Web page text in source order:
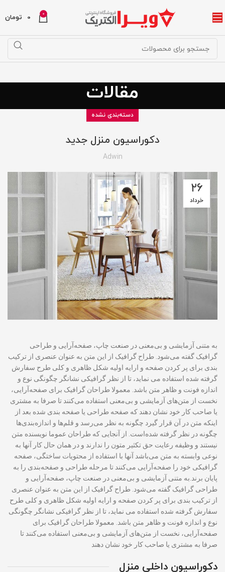
0
0 تومان
مقالات
دسته‌بندی نشده
دکوراسیون منزل جدید
Adwin
۲۶
خرداد
به متنی آزمایشی و بی‌معنی در صنعت چاپ، صفحه‌آرایی و طراحی
گرافیک گفته می‌شود. طراح گرافیک از این متن به عنوان عنصری از ترکیب
بندی برای پر کردن صفحه و ارایه اولیه شکل ظاهری و کلی طرح سفارش
گرفته شده استفاده می نماید، تا از نظر گرافیکی نشانگر چگونگی نوع و
اندازه فونت و ظاهر متن باشد. معمولا طراحان گرافیک برای صفحه‌آرایی،
نخست از متن‌های آزمایشی و بی‌معنی استفاده می‌کنند تا صرفا به مشتری
یا صاحب کار خود نشان دهند که صفحه طراحی یا صفحه بندی شده بعد از
اینکه متن در آن قرار گیرد چگونه به نظر می‌رسد و قلم‌ها و اندازه‌بندی‌ها
چگونه در نظر گرفته شده‌است. از آنجایی که طراحان عموما نویسنده متن
نیستند و وظیفه رعایت حق تکثیر متون را ندارند و در همان حال کار آنها به
نوعی وابسته به متن می‌باشد آنها با استفاده از محتویات ساختگی، صفحه
گرافیکی خود را صفحه‌آرایی می‌کنند تا مرحله طراحی و صفحه‌بندی را به
پایان برند.به متنی آزمایشی و بی‌معنی در صنعت چاپ، صفحه‌آرایی و
طراحی گرافیک گفته می‌شود. طراح گرافیک از این متن به عنوان عنصری
از ترکیب بندی برای پر کردن صفحه و ارایه اولیه شکل ظاهری و کلی طرح
سفارش گرفته شده استفاده می نماید، تا از نظر گرافیکی نشانگر چگونگی
نوع و اندازه فونت و ظاهر متن باشد. معمولا طراحان گرافیک برای
صفحه‌آرایی، نخست از متن‌های آزمایشی و بی‌معنی استفاده می‌کنند تا
صرفا به مشتری یا صاحب کار خود نشان دهند
دکوراسیون داخلی منزل